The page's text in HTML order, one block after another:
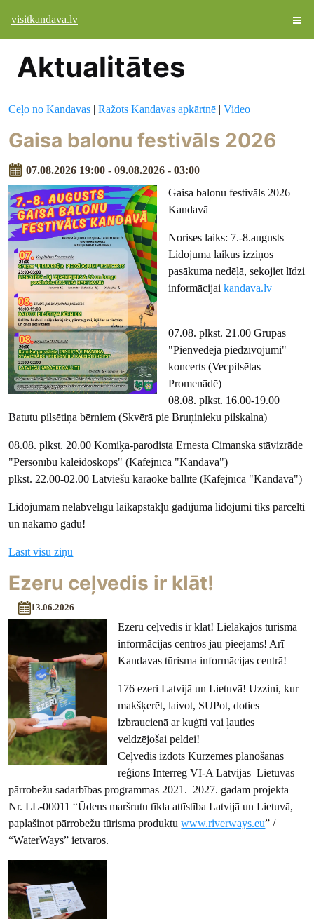
visitkandava.lv
Aktualitātes
Ceļo no Kandavas |Ražots Kandavas apkārtnē |Video
Gaisa balonu festivāls 2026
07.08.2026 19:00 - 09.08.2026 - 03:00
Gaisa balonu festivāls 2026
Kandavā
Norises laiks: 7.-8.augusts
Lidojuma laikus izziņos
pasākuma nedēļā, sekojiet līdzi
informācijai kandava.lv
07.08. plkst. 21.00 Grupas
"Pienvedēja piedzīvojumi"
koncerts (Vecpilsētas
Promenādē)
08.08. plkst. 16.00-19.00
Batutu pilsētiņa bērniem (Skvērā pie Bruņinieku pilskalna)
08.08. plkst. 20.00 Komiķa-parodista Ernesta Cimanska stāvizrāde
"Personību kaleidoskops" (Kafejnīca "Kandava")
plkst. 22.00-02.00 Latviešu karaoke ballīte (Kafejnīca "Kandava")
Lidojumam nelabvēlīgu laikapstākļu gadījumā lidojumi tiks pārcelti
un nākamo gadu!
Lasīt visu ziņu
Ezeru ceļvedis ir klāt!
13.06.2026
Ezeru ceļvedis ir klāt! Lielākajos tūrisma
informācijas centros jau pieejams! Arī
Kandavas tūrisma informācijas centrā!
176 ezeri Latvijā un Lietuvā! Uzzini, kur
makšķerēt, laivot, SUPot, doties
izbraucienā ar kuģīti vai ļauties
veldzējošai peldei!
Ceļvedis izdots Kurzemes plānošanas
reģions Interreg VI-A Latvijas–Lietuvas
pārrobežu sadarbības programmas 2021.–2027. gadam projekta
Nr. LL-00011 “Ūdens maršrutu tīkla attīstība Latvijā un Lietuvā,
paplašinot pārrobežu tūrisma produktuwww.riverways.eu” /
“WaterWays” ietvaros.